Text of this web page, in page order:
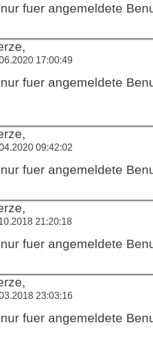
fuer angemeldete
17:00:49
fuer angemeldete
09:42:02
fuer angemeldete
21:20:18
fuer angemeldete
23:03:16
fuer angemeldete